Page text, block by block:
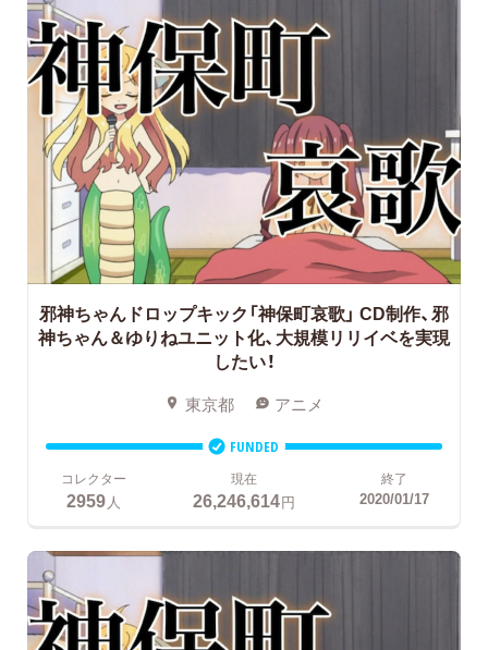
邪神ちゃんドロップキック「神保町哀歌」 CD制作、邪
神ちゃん＆ゆりねユニット化、大規模リリイベを実現
したい！
東京都 アニメ
FUNDED
コレクター
2959人
現在
26,246,614円
終了
2020/01/17